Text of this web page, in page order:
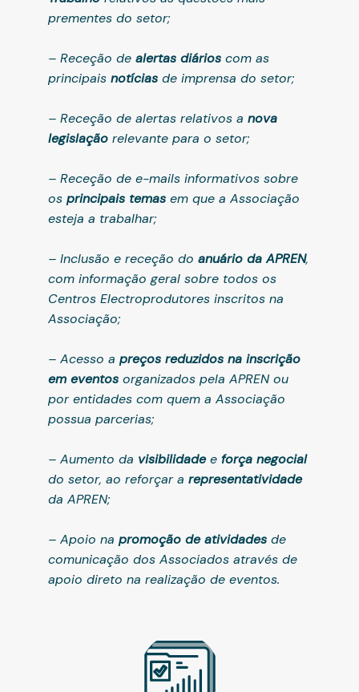
prementes do setor;
– Receção de alertas diários com as
principais notícias de imprensa do setor;
– Receção de alertas relativos a nova
legislação relevante para o setor;
– Receção de e-mails informativos sobre
os principais temas em que a Associação
esteja a trabalhar;
– Inclusão e receção do anuário da APREN,
com informação geral sobre todos os
Centros Electroprodutores inscritos na
Associação;
– Acesso a preços reduzidos na inscrição
em eventos organizados pela APREN ou
por entidades com quem a Associação
possua parcerias;
– Aumento da visibilidadee força negocial
do setor, ao reforçar a representatividade
da APREN;
– Apoio na promoção de atividades de
comunicação dos Associados através de
apoio direto na realização de eventos.